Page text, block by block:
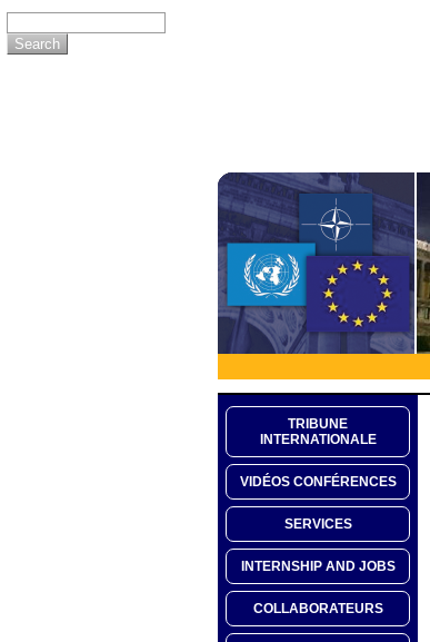
TRIBUNE
INTERNATIONALE
VIDÉOS CONFÉRENCES
SERVICES
INTERNSHIP AND JOBS
COLLABORATEURS